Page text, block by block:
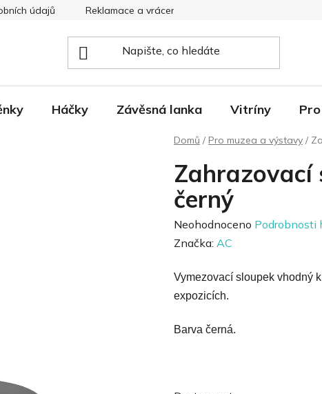
údajů Reklamace a vrácení
Háčky Závěsná lanka Vitríny
Domů / Pro muzea a výstavy /
Zahrazovací
černý
Průměrné
hodnocení
je
0,0
5
Neohodnoceno Podrobnosti
Značka: AC
Vymezovací sloupek vhodný
expozicích.
Barva černá.